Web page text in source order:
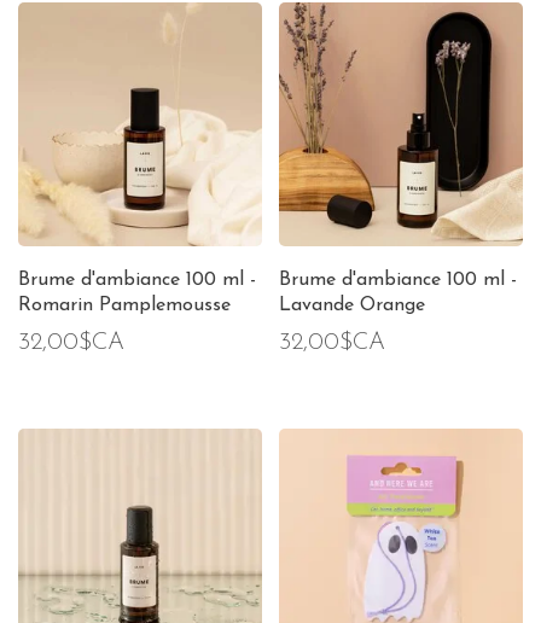
Brume d'ambiance 100 ml -
Romarin Pamplemousse
32,00$CA
Brume d'ambiance 100 ml -
Lavande Orange
32,00$CA